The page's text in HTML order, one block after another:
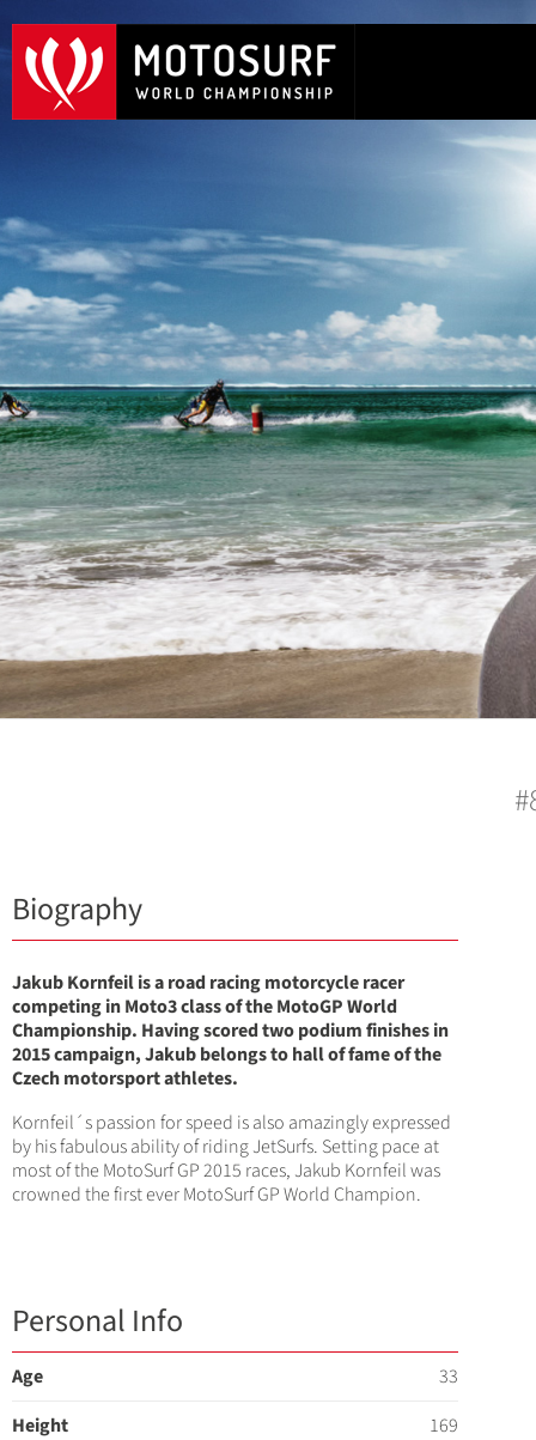
Biography
Jakub Kornfeil is a road racing motorcycle racer
competing in Moto3 class of the MotoGP World
Championship. Having scored two podium finishes in
2015 campaign, Jakub belongs to hall of fame of the
Czech motorsport athletes.
Kornfeil´s passion for speed is also amazingly expressed
by his fabulous ability of riding JetSurfs. Setting pace at
most of the MotoSurf GP 2015 races, Jakub Kornfeil was
crowned the first ever MotoSurf GP World Champion.
Personal Info
Age
33
Height
169